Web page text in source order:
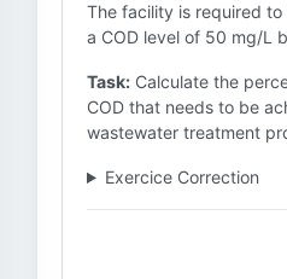
The facility is required
a COD level of 50 mg/L
Task: Calculate the
COD that needs to be
wastewater treatment
Exercice Correction